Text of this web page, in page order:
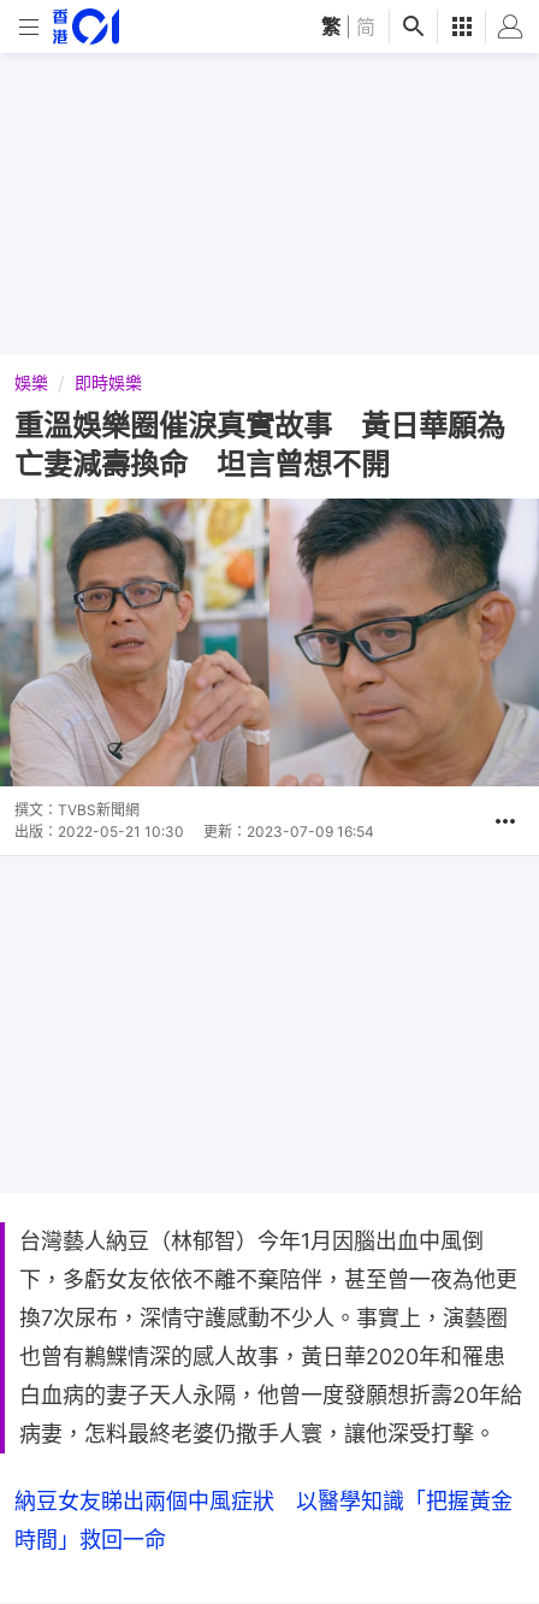
繁 简
娛樂 即時娛樂
重溫娛樂圈催淚真實故事 黃日華願為
亡妻減壽換命 坦言曾想不開
撰文： TVBS新聞網
出版： 2022-05-21 10:30 更新： 2023-07-09 16:54
台灣藝人納豆（林郁智）今年1月因腦出血中風倒
下，多虧女友依依不離不棄陪伴，甚至曾一夜為他更
換7次尿布，深情守護感動不少人。事實上，演藝圈
也曾有鶼鰈情深的感人故事，黃日華2020年和罹患
白血病的妻子天人永隔，他曾一度發願想折壽20年給
病妻，怎料最終老婆仍撒手人寰，讓他深受打擊。
納豆女友睇出兩個中風症狀 以醫學知識「把握黃金
時間」救回一命